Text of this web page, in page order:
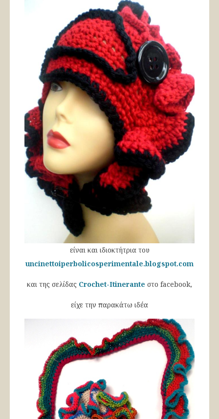
είναι και ιδιοκτήτρια του
uncinettoiperbolicosperimentale.blogspot.com
και της σελίδας Crochet-Itinerante στο facebook,
είχε την παρακάτω ιδέα